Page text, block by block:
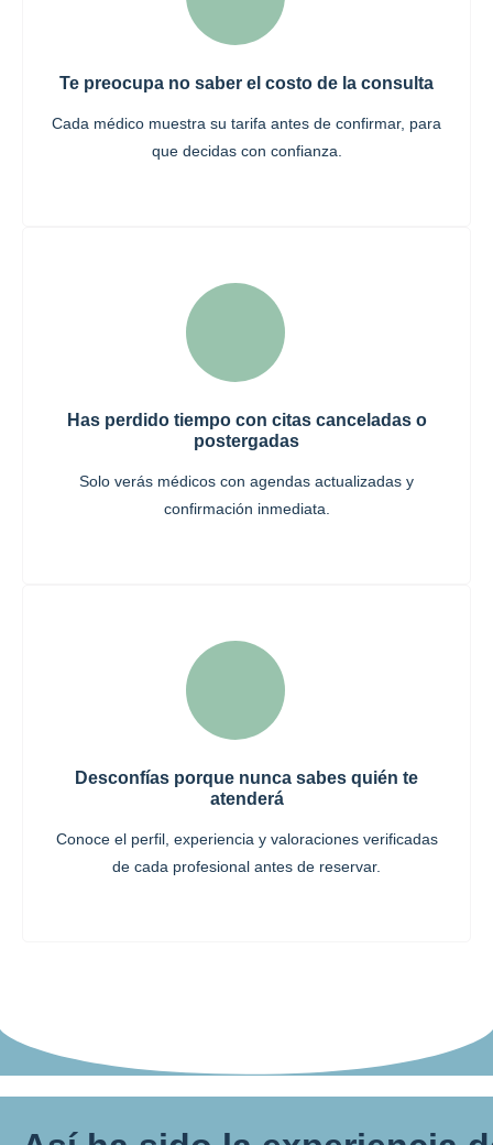
Te preocupa no saber el costo de la consulta
Cada médico muestra su tarifa antes de confirmar, para
que decidas con confianza.
Has perdido tiempo con citas canceladas o
postergadas
Solo verás médicos con agendas actualizadas y
confirmación inmediata.
Desconfías porque nunca sabes quién te
atenderá
Conoce el perfil, experiencia y valoraciones verificadas
de cada profesional antes de reservar.